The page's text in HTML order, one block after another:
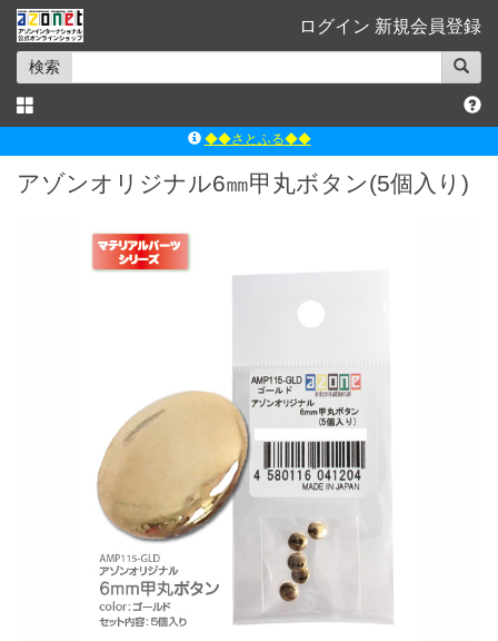
ログイン 新規会員登録
検索
◆◆さとふる◆◆
アゾンダイレクトストア
アゾンオリジナル6㎜甲丸ボタン(5個入り)